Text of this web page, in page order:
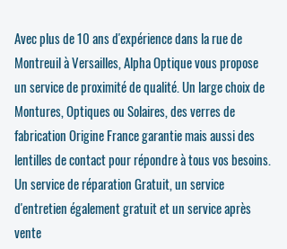
Avec plus de 10 ans d'expérience dans la rue de
Montreuil à Versailles, Alpha Optique vous propose
un service de proximité de qualité. Un large choix de
Montures, Optiques ou Solaires, des verres de
fabrication Origine France garantie mais aussi des
lentilles de contact pour répondre à tous vos besoins.
Un service de réparation Gratuit, un service
d'entretien également gratuit et un service après
vente